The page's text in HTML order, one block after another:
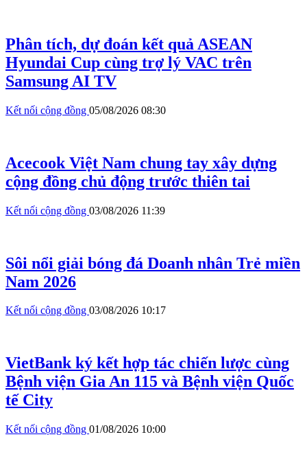
Phân tích, dự đoán kết quả ASEAN
Hyundai Cup cùng trợ lý VAC trên
Samsung AI TV
Kết nối cộng đồng 05/08/2026 08:30
Acecook Việt Nam chung tay xây dựng
cộng đồng chủ động trước thiên tai
Kết nối cộng đồng 03/08/2026 11:39
Sôi nổi giải bóng đá Doanh nhân Trẻ miền
Nam 2026
Kết nối cộng đồng 03/08/2026 10:17
VietBank ký kết hợp tác chiến lược cùng
Bệnh viện Gia An 115 và Bệnh viện Quốc
tế City
Kết nối cộng đồng 01/08/2026 10:00